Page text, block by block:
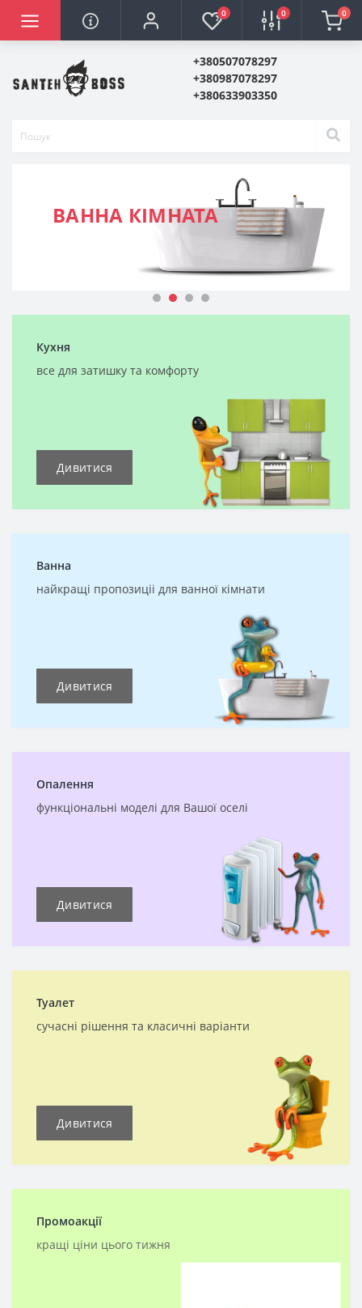
0 0 0
+380507078297
+380987078297
+380633903350
ВАННА КІМНАТА
Кухня
все для затишку та комфорту
Дивитися
Ванна
найкращі пропозиціі для ванної кімнати
Дивитися
Опалення
функціональні моделі для Вашої оселі
Дивитися
Туалет
сучасні рішення та класичні варіанти
Дивитися
Промоакції
кращі ціни цього тижня